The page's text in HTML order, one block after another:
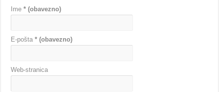
Ime* (obavezno)
E-pošta* (obavezno)
Web-stranica